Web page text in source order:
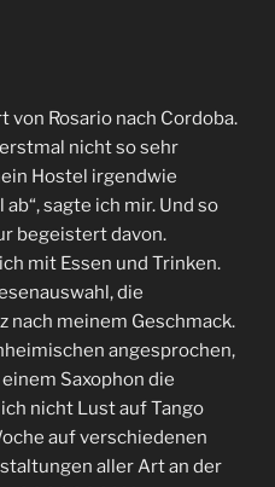
von Rosario nach Cordoba.
nicht so sehr
Hostel irgendwie
sagte ich mir. Und so
begeistert davon.
mit Essen und Trinken.
die
nach meinem Geschmack.
angesprochen,
Saxophon die
nicht Lust auf Tango
auf verschiedenen
aller Art an der